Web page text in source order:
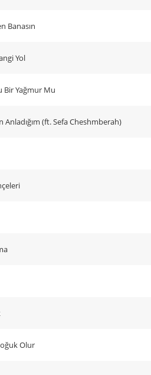
Banasın
Yol
Bir Yağmur Mu
Anladığım (ft. Sefa Cheshmberah)
Olur